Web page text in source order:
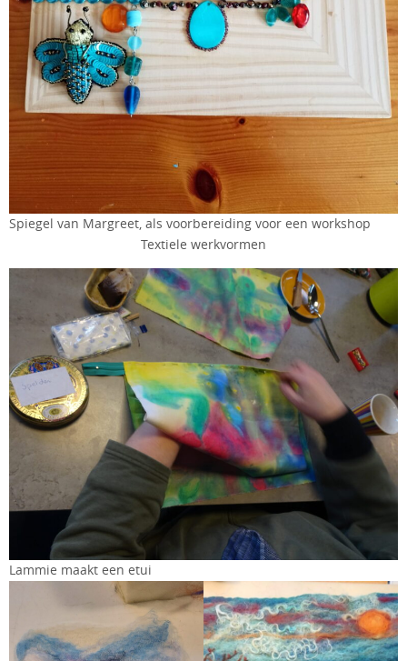
Spiegel van Margreet, als voorbereiding voor een workshop
Textiele werkvormen
Lammie maakt een etui